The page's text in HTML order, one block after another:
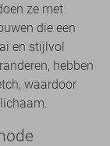
ze met
die een
en stijlvol
hebben
waardoor